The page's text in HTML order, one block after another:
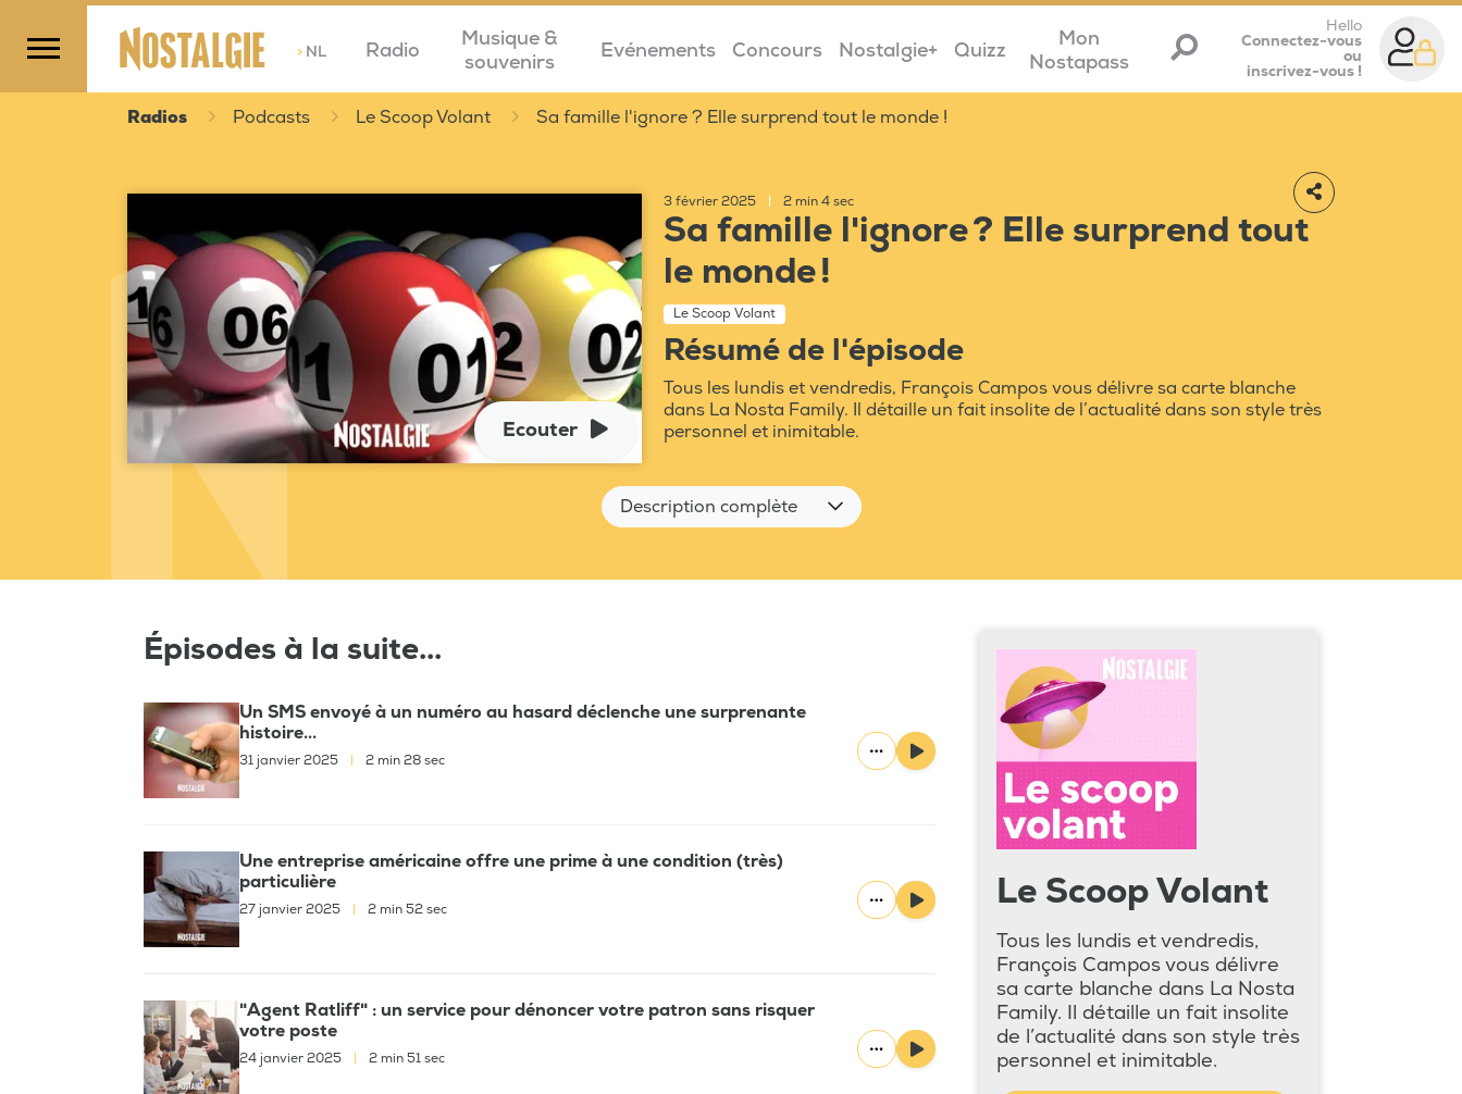
>NL Radio
Musique &
souvenirs
Evénements Concours Nostalgie+ Quizz
Mon
Nostapass
Hello
Connectez-vous
ou
inscrivez-vous !
Radios Podcasts Le Scoop Volant Sa famille l'ignore ? Elle surprend tout le monde !
Ecouter
3 février 2025 2 min 4 sec
Sa famille l'ignore ? Elle surprend tout
le monde !
Le Scoop Volant
Résumé de l'épisode
Tous les lundis et vendredis, François Campos vous délivre sa carte blanche
dans La Nosta Family. Il détaille un fait insolite de l’actualité dans son style très
personnel et inimitable.
Description complète
Épisodes à la suite...
Un SMS envoyé à un numéro au hasard déclenche une surprenante
histoire...
31 janvier 2025 2 min 28 sec
Une entreprise américaine offre une prime à une condition (très)
particulière
27 janvier 2025 2 min 52 sec
"Agent Ratliff" : un service pour dénoncer votre patron sans risquer
votre poste
24 janvier 2025 2 min 51 sec
Le Scoop Volant
Tous les lundis et vendredis,
François Campos vous délivre
sa carte blanche dans La Nosta
Family. Il détaille un fait insolite
de l’actualité dans son style très
personnel et inimitable.